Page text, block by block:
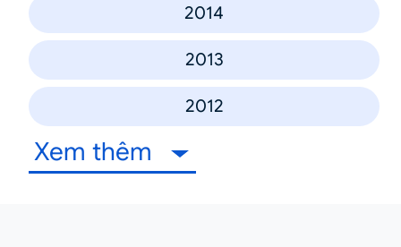
2014
2013
2012
Xem thêm